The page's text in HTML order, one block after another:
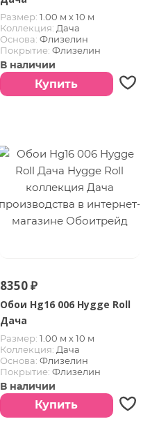
Размер: 1.00 м х 10 м
Коллекция: Дача
Основа: Флизелин
Покрытие: Флизелин
В наличии
Купить
8350 ₽
Обои Hg16 006 Hygge Roll
Дача
Размер: 1.00 м х 10 м
Коллекция: Дача
Основа: Флизелин
Покрытие: Флизелин
В наличии
Купить